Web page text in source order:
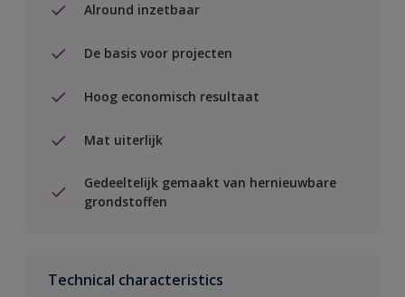
Alround inzetbaar
De basis voor projecten
Hoog economisch resultaat
Mat uiterlijk
Gedeeltelijk gemaakt van hernieuwbare
grondstoffen
Technical characteristics